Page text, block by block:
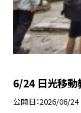
6/24 日光移動
公開日 2026/06/24